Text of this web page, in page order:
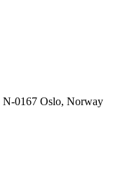
N-0167 Oslo, Norway